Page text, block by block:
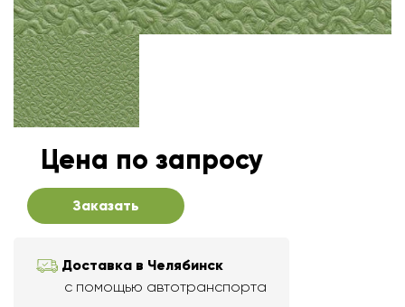
Цена по запросу
Заказать
Доставка в Челябинск
с помощью автотранспорта